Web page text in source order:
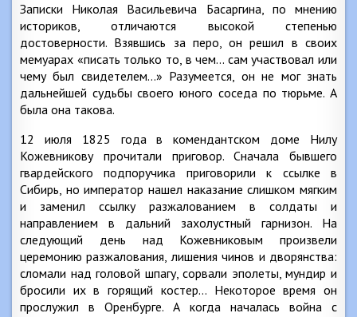
Записки Николая Васильевича Басаргина, по мнению
историков, отличаются высокой степенью
достоверности. Взявшись за перо, он решил в своих
мемуарах «писать только то, в чем… сам участвовал или
чему был свидетелем…» Разумеется, он не мог знать
дальнейшей судьбы своего юного соседа по тюрьме. А
была она такова.
12 июля 1825 года в комендантском доме Нилу
Кожевникову прочитали приговор. Сначала бывшего
гвардейского подпоручика приговорили к ссылке в
Сибирь, но император нашел наказание слишком мягким
и заменил ссылку разжалованием в солдаты и
направлением в дальний захолустный гарнизон. На
следующий день над Кожевниковым произвели
церемонию разжалования, лишения чинов и дворянства:
сломали над головой шпагу, сорвали эполеты, мундир и
бросили их в горящий костер… Некоторое время он
прослужил в Оренбурге. А когда началась война с